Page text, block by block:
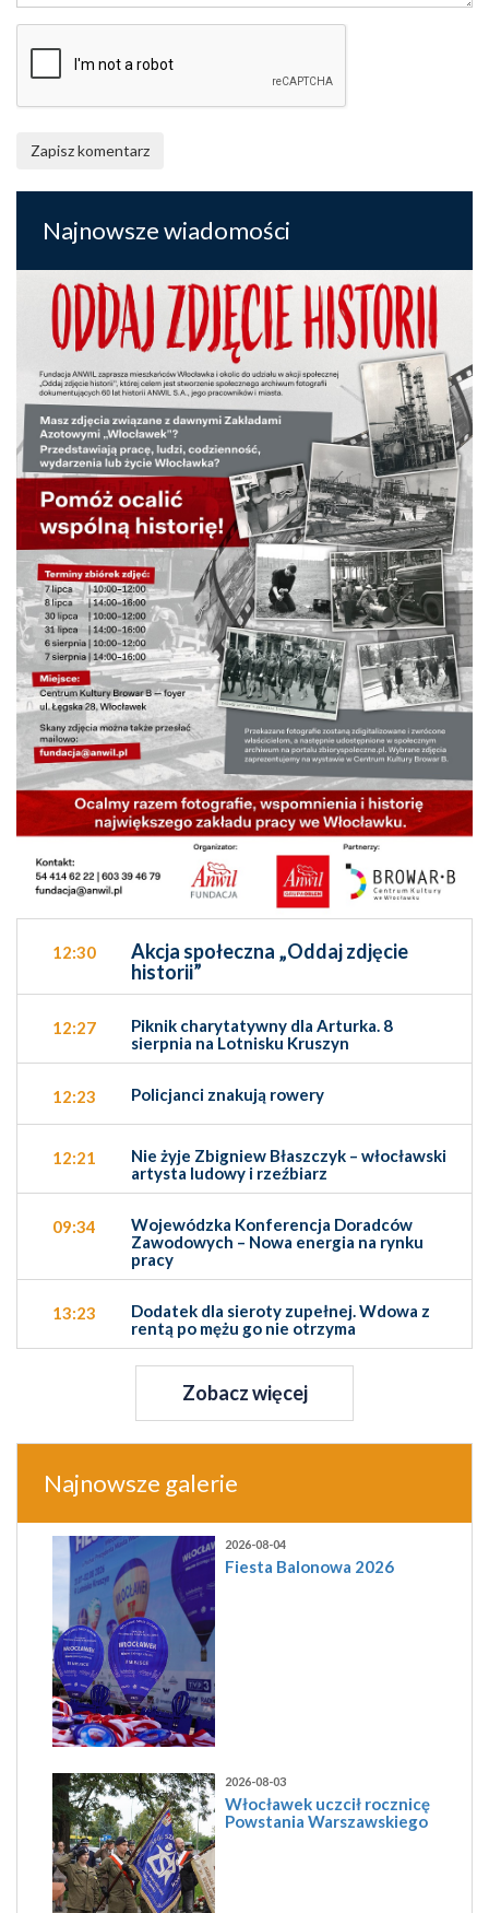
Zapisz komentarz
Najnowsze wiadomości
12:30
Akcja społeczna „Oddaj zdjęcie
historii”
12:27
Piknik charytatywny dla Arturka. 8
sierpnia na Lotnisku Kruszyn
12:23 Policjanci znakują rowery
12:21
Nie żyje Zbigniew Błaszczyk – włocławski
artysta ludowy i rzeźbiarz
09:34
Wojewódzka Konferencja Doradców
Zawodowych – Nowa energia na rynku
pracy
13:23
Dodatek dla sieroty zupełnej. Wdowa z
rentą po mężu go nie otrzyma
Zobacz więcej
Najnowsze galerie
2026-08-04
Fiesta Balonowa 2026
2026-08-03
Włocławek uczcił rocznicę
Powstania Warszawskiego